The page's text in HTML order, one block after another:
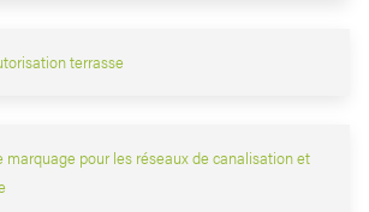
terrasse
marquage pour les réseaux de canalisation et